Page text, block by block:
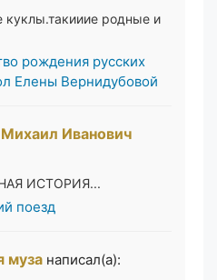
куклы.такииие родные и
рождения русских
Елены Вернидубовой
Иванович
ИСТОРИЯ...
поезд
муза написал(а):